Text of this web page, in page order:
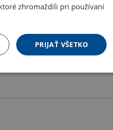
zhromaždili pri používaní
PRIJAŤ VŠETKO